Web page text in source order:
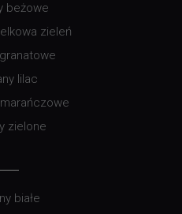
beżowe
zieleń
lilac
zielone
białe